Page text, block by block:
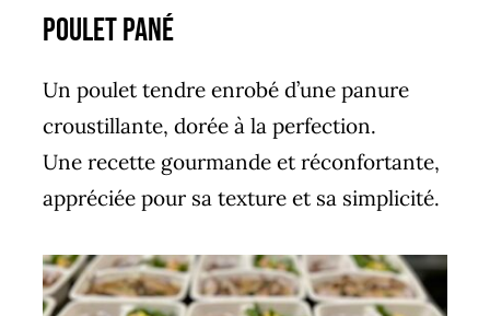
poulet pané
Un poulet tendre enrobé d’une panure
croustillante, dorée à la perfection.
Une recette gourmande et réconfortante,
appréciée pour sa texture et sa simplicité.